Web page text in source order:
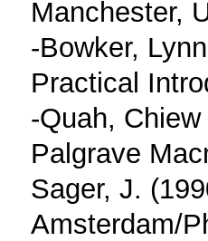
Manchester,
-Bowker,
Practical
-Quah,
Palgrave
Sager, J.
Amsterdam/